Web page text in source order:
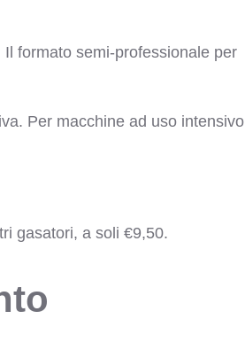
formato semi-professionale per
Per macchine ad uso intensivo
gasatori, a soli €9,50.